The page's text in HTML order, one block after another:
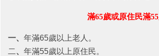
滿65歲或原住民滿55歲，可提
一、 年滿65歲以上老人。
二、 年滿55歲以上原住民。